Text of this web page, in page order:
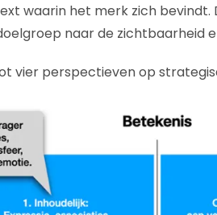
waarin het merk zich
naar de zichtbaarheid
vier perspectieven op